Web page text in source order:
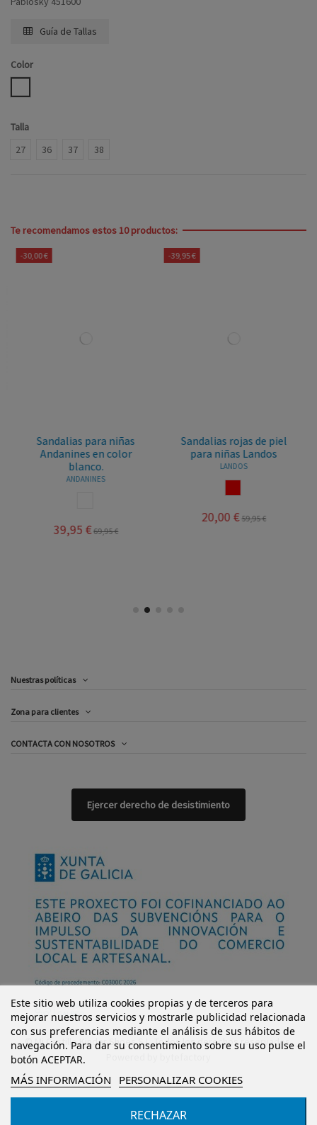
Guía de Tallas
Color
Talla
27
36 37 38
Te recomendamos estos 10 productos:
-30,00 €
Sandalias para niñas
Andanines en color
blanco.
ANDANINES
39,95 € 69,95 €
-39,95 €
Sandalias rojas de piel
para niñas Landos
LANDOS
20,00 € 59,95 €
Nuestras políticas
Zona para clientes
CONTACTA CON NOSOTROS
Este sitio web utiliza cookies propias y de terceros para
mejorar nuestros servicios y mostrarle publicidad relacionada
con sus preferencias mediante el análisis de sus hábitos de
navegación. Para dar su consentimiento sobre su uso pulse el
botón ACEPTAR.
MÁS INFORMACIÓN PERSONALIZAR COOKIES
RECHAZAR
Ejercer derecho de desistimiento
© Mi Castillo Kinder Shoes S.L. Todos los derechos reservados.